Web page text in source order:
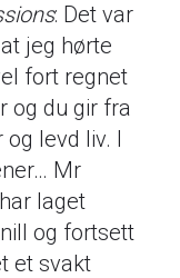
: Det var
jeg hørte
fort regnet
og du gir fra
levd liv. I
Mr
laget
og fortsett
et svakt